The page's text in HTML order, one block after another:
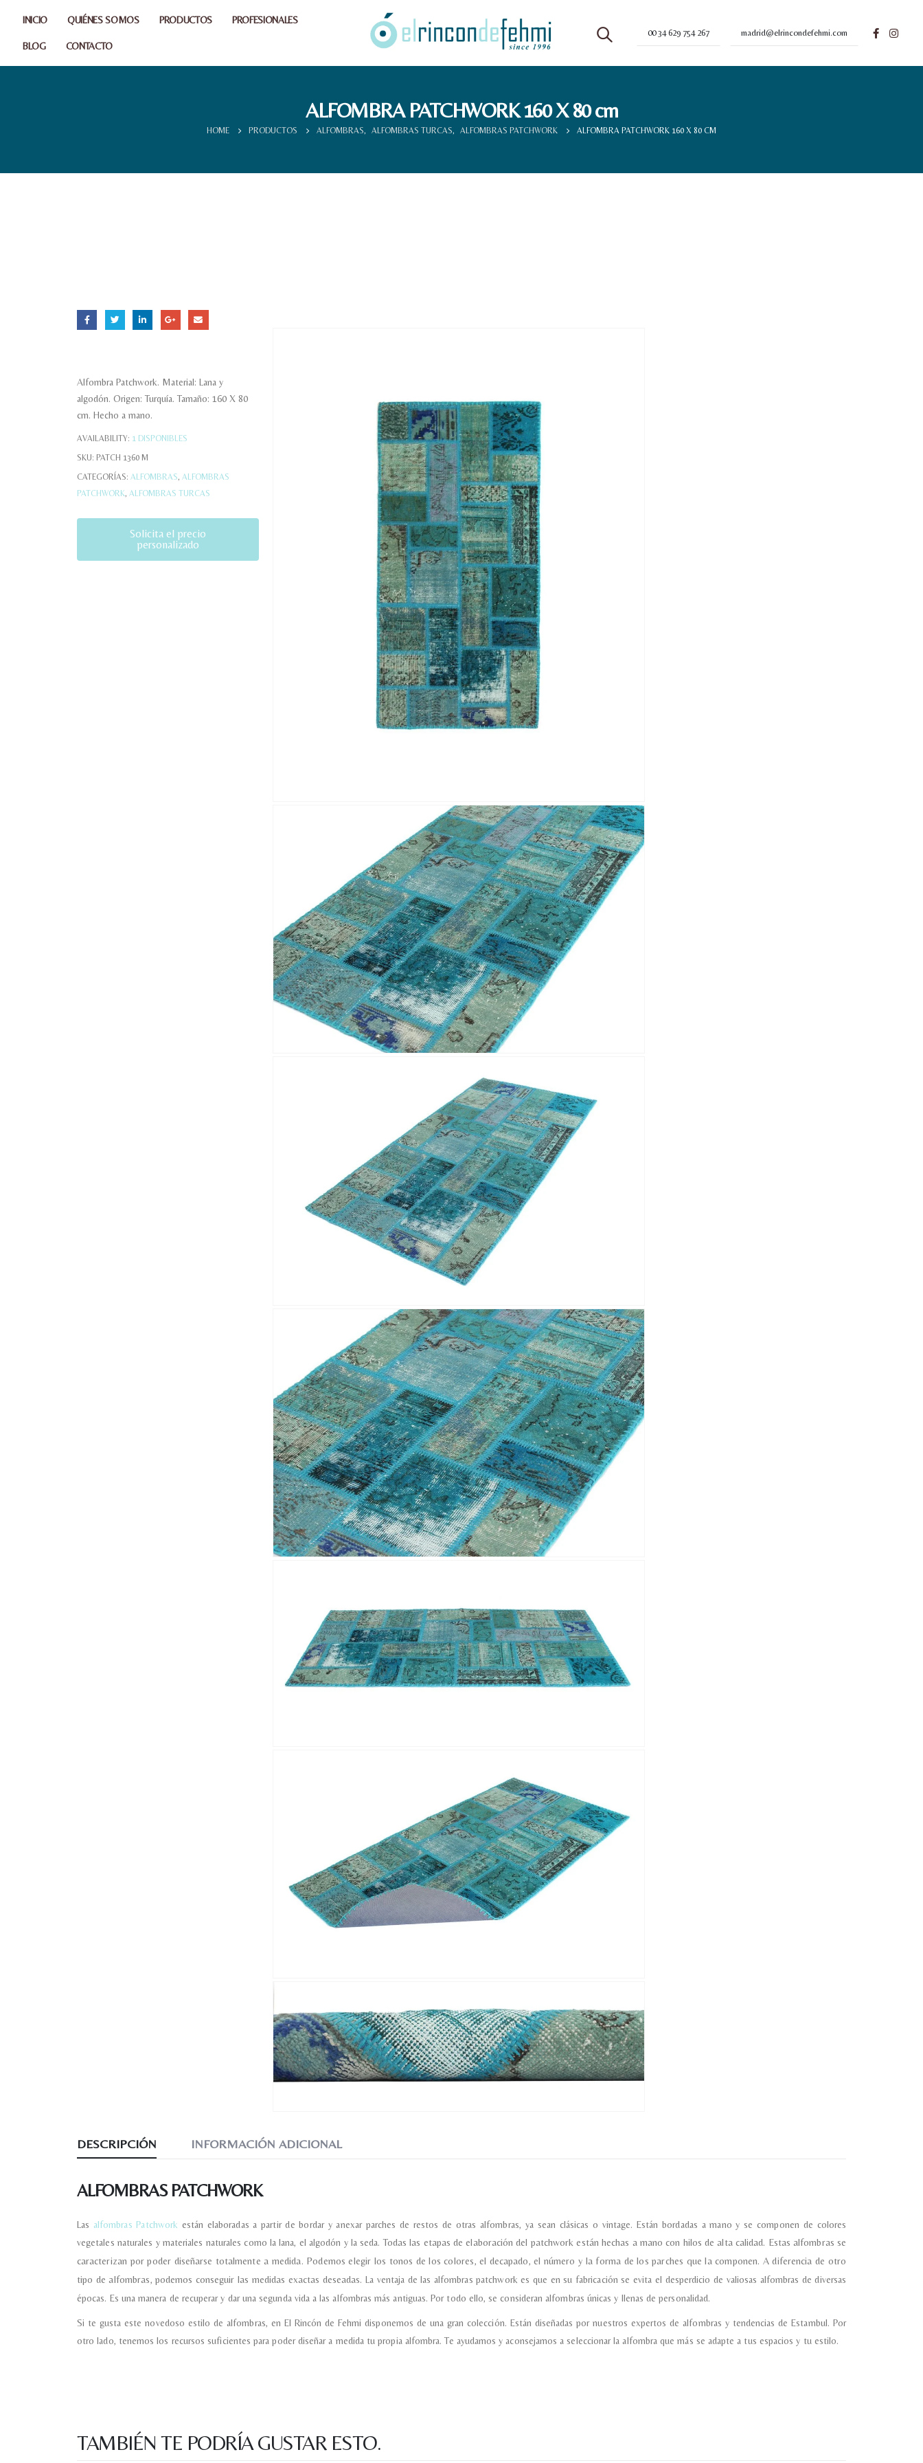
INICIO QUIÉNES SOMOS PRODUCTOS PROFESIONALES
BLOG CONTACTO
00 34 629 754 267 madrid@elrincondefehmi.com
ALFOMBRA PATCHWORK 160 X 80 cm
HOME PRODUCTOS ALFOMBRAS, ALFOMBRAS TURCAS, ALFOMBRAS PATCHWORK ALFOMBRA PATCHWORK 160 X 80 CM
Alfombra Patchwork. Material: Lana y
algodón. Origen: Turquía. Tamaño: 160 X 80
cm. Hecho a mano.
AVAILABILITY: 1 DISPONIBLES
SKU: PATCH 1360 M
CATEGORÍAS: ALFOMBRAS, ALFOMBRAS
PATCHWORK, ALFOMBRAS TURCAS
Solicita el precio
personalizado
DESCRIPCIÓN INFORMACIÓN ADICIONAL
ALFOMBRAS PATCHWORK
Las alfombras Patchwork están elaboradas a partir de bordar y anexar parches de restos de otras alfombras, ya sean clásicas o vintage. Están bordadas a mano y se componen de colores
vegetales naturales y materiales naturales como la lana, el algodón y la seda.Todas las etapas de elaboración del patchwork están hechas a mano con hilos de alta calidad. Estas alfombras se
caracterizan por poder diseñarse totalmente a medida. Podemos elegir los tonos de los colores, el decapado, el número y la forma de los parches que la componen. A diferencia de otro
tipo de alfombras, podemos conseguir las medidas exactas deseadas. La ventaja de las alfombras patchwork es que en su fabricación se evita el desperdicio de valiosas alfombras de diversas
épocas. Es una manera de recuperar y dar una segunda vida a las alfombras más antiguas. Por todo ello, se consideran alfombras únicas y llenas de personalidad.
Si te gusta este novedoso estilo de alfombras, en El Rincón de Fehmi disponemos de una gran colección. Están diseñadas por nuestros expertos de alfombras y tendencias de Estambul. Por
otro lado, tenemos los recursos suficientes para poder diseñar a medida tu propia alfombra. Te ayudamos y aconsejamos a seleccionar la alfombra que más se adapte a tus espacios y tu estilo.
TAMBIÉN TE PODRÍA GUSTAR ESTO.
Nombre y apellido*
Teléfono
Correo electronico
Tu mensaje.
Recibir mi oferta